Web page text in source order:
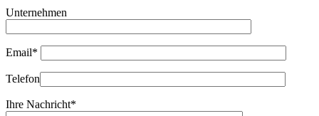
Unternehmen
Email*
Telefon
Ihre Nachricht*